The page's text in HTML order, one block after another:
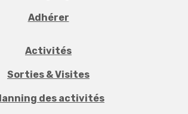
Adhérer
Activités
Sorties & Visites
des activités